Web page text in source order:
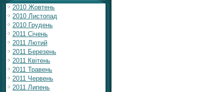
2010 Жовтень
2010 Листопад
2010 Грудень
2011 Січень
2011 Лютий
2011 Березень
2011 Квітень
2011 Травень
2011 Червень
2011 Липень